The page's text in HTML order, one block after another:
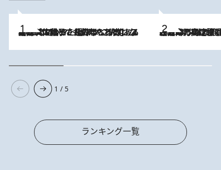
2026.8.5
【阿川佐和子さんの年とる力】なぜ70代で始めた趣味は“こんなに楽しい”のか？ ピアノ、俳句…スランプに陥っても続けられる“ある秘訣”とは 2026.8.7
「湘南乃風に憧れて」観客大盛上がりの“タオル回し”に、ラッパー顔負けの高速歌唱まで…さだまさし（74）のアグレッシブすぎる現在地
1 / 5
ランキング一覧